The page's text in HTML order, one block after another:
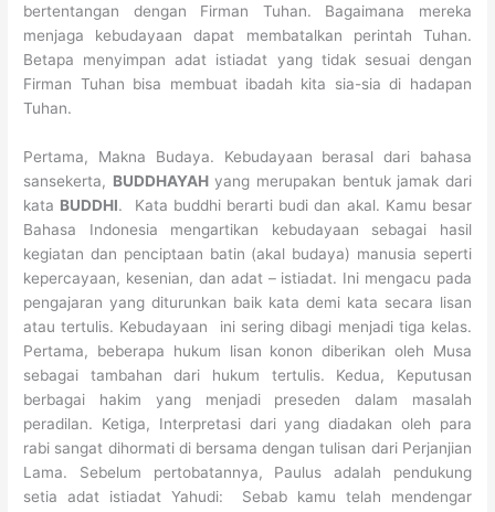
bertentangan dengan Firman Tuhan. Bagaimana mereka
menjaga kebudayaan dapat membatalkan perintah Tuhan.
Betapa menyimpan adat istiadat yang tidak sesuai dengan
Firman Tuhan bisa membuat ibadah kita sia-sia di hadapan
Tuhan.
Pertama, Makna Budaya. Kebudayaan berasal dari bahasa
sansekerta, BUDDHAYAHyang merupakan bentuk jamak dari
kata BUDDHI. Kata buddhi berarti budi dan akal. Kamu besar
Bahasa Indonesia mengartikan kebudayaan sebagai hasil
kegiatan dan penciptaan batin (akal budaya) manusia seperti
kepercayaan, kesenian, dan adat – istiadat. Ini mengacu pada
pengajaran yang diturunkan baik kata demi kata secara lisan
atau tertulis. Kebudayaan ini sering dibagi menjadi tiga kelas.
Pertama, beberapa hukum lisan konon diberikan oleh Musa
sebagai tambahan dari hukum tertulis. Kedua, Keputusan
berbagai hakim yang menjadi preseden dalam masalah
peradilan. Ketiga, Interpretasi dari yang diadakan oleh para
rabi sangat dihormati di bersama dengan tulisan dari Perjanjian
Lama. Sebelum pertobatannya, Paulus adalah pendukung
setia adat istiadat Yahudi: Sebab kamu telah mendengar